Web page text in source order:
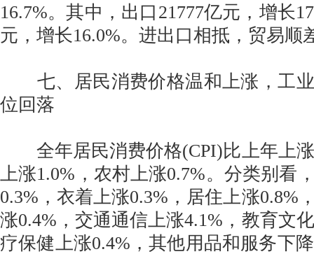
16.7%。其中，出口21777亿元，增长
元，增长16.0%。进出口相抵，贸易顺
七、居民消费价格温和上涨，工业
位回落
全年居民消费价格(CPI)比上年上涨
上涨1.0%，农村上涨0.7%。分类别看
0.3%，衣着上涨0.3%，居住上涨0.8%
涨0.4%，交通通信上涨4.1%，教育文
疗保健上涨0.4%，其他用品和服务下